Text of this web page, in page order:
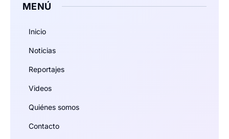
MENÚ
Inicio
Noticias
Reportajes
Videos
Quiénes somos
Contacto